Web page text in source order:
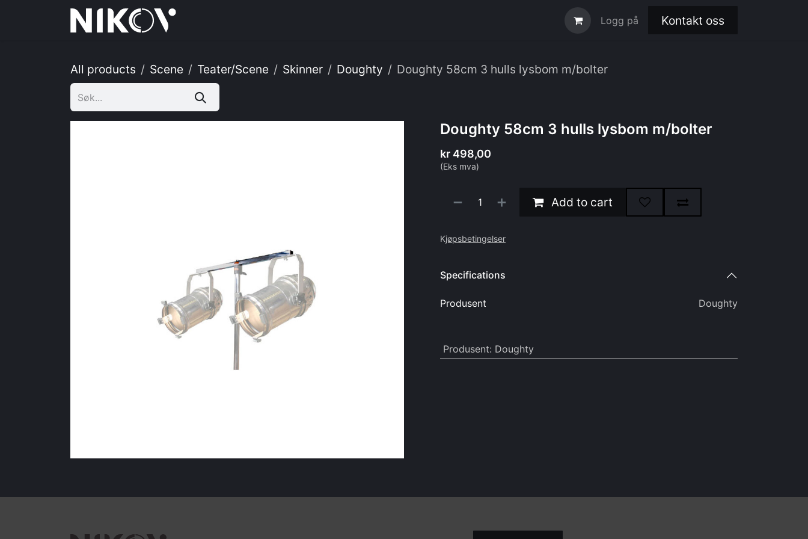
Skip to Content
Logg på Kontakt oss
All products Scene Teater/Scene Skinner Doughty Doughty 58cm 3 hulls lysbom m/bolter
Doughty 58cm 3 hulls lysbom m/bolter
kr 498,00
(Eks mva)
Add to cart
Kjøpsbetingelser
Specifications
Produsent Doughty
Produsent: Doughty